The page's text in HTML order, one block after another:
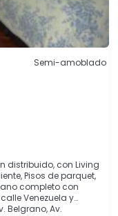
Semi-amoblado
distribuido, con Living
Pisos de parquet,
completo con
Venezuela y
9 de Julio, Av. Belgrano, Av.